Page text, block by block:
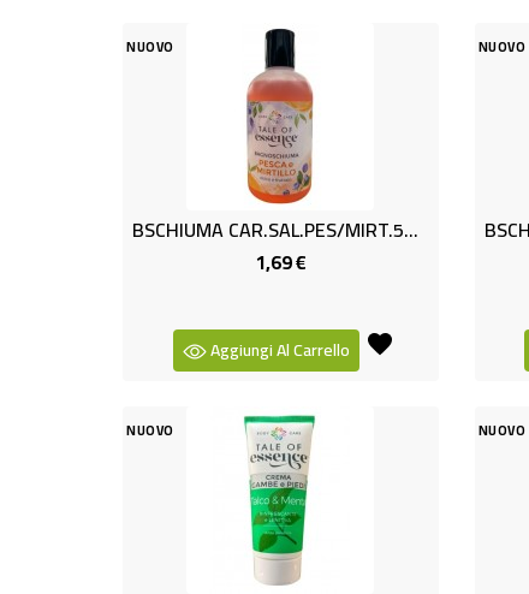
NUOVO
BSCHIUMA CAR.SAL.PES/MIRT.500M
1,69 €Prezzo
Aggiungi Al Carrello
NUOVO
NUOVO NUOVO